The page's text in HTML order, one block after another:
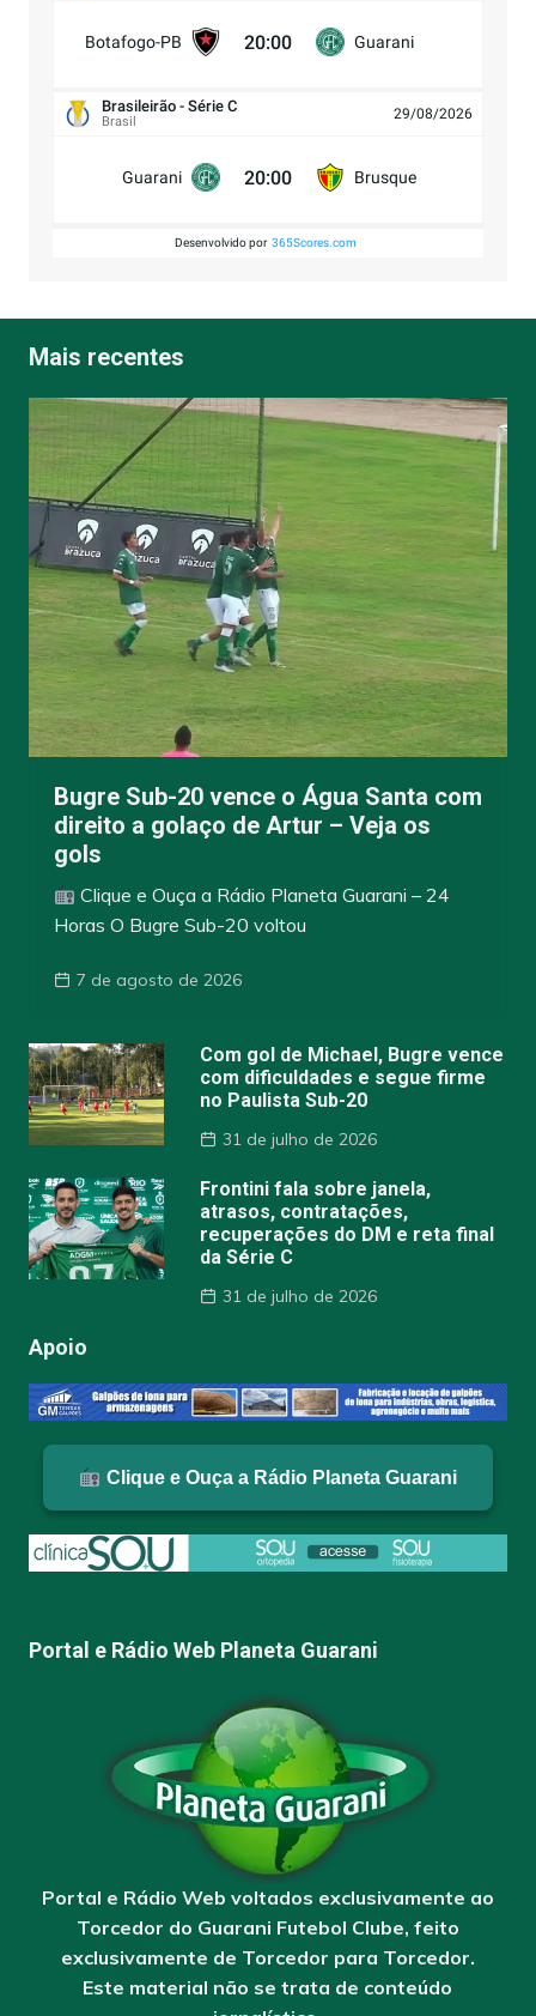
Botafogo-PB 20:00 Guarani
Brasileirão - Série C
Brasil 29/08/2026
Guarani 20:00 Brusque
Desenvolvido por 365Scores.com
Mais recentes
Bugre Sub-20 vence o Água Santa com
direito a golaço de Artur – Veja os
gols
Clique e Ouça a Rádio Planeta Guarani – 24
Horas O Bugre Sub-20 voltou
7 de agosto de 2026
Com gol de Michael, Bugre vence
com dificuldades e segue firme
no Paulista Sub-20
31 de julho de 2026
Frontini fala sobre janela,
atrasos, contratações,
recuperações do DM e reta final
da Série C
31 de julho de 2026
Apoio
Clique e Ouça a Rádio Planeta Guarani
Portal e Rádio Web Planeta Guarani
Portal e Rádio Web voltados exclusivamente ao
Torcedor do Guarani Futebol Clube, feito
exclusivamente de Torcedor para Torcedor.
Este material não se trata de conteúdo